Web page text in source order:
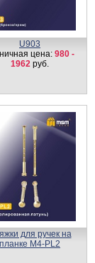
U903
цена: 980 -
1962 руб.
для ручек на
планке М4-PL2